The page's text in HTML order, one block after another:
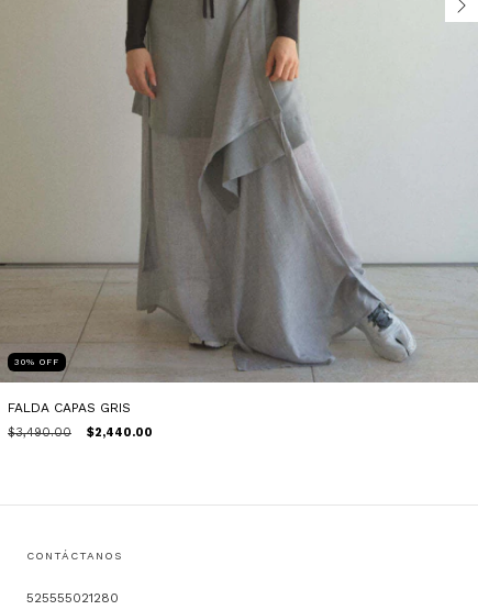
30% OFF
FALDA CAPAS GRIS
$3,490.00 $2,440.00
CONTÁCTANOS
525555021280